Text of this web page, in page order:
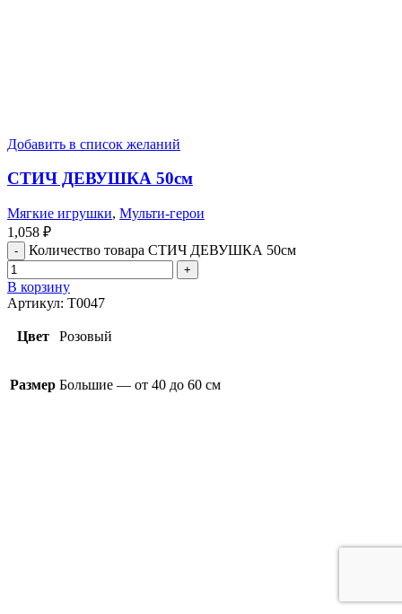
Добавить в список желаний
СТИЧ ДЕВУШКА 50см
Мягкие игрушки, Мульти-герои
1,058 ₽
Количество товара СТИЧ ДЕВУШКА 50см
В корзину
Артикул: T0047
Цвет Розовый
Размер Большие — от 40 до 60 см